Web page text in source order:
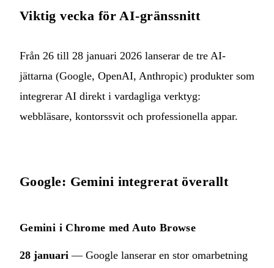
Viktig vecka för AI-gränssnitt
Från 26 till 28 januari 2026 lanserar de tre AI-
jättarna (Google, OpenAI, Anthropic) produkter som
integrerar AI direkt i vardagliga verktyg:
webbläsare, kontorssvit och professionella appar.
Google: Gemini integrerat överallt
Gemini i Chrome med Auto Browse
28 januari — Google lanserar en stor omarbetning